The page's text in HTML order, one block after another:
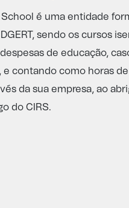
School é uma entidade
DGERT, sendo os cursos
de educação,
contando como horas
da sua empresa, ao
do CIRS.